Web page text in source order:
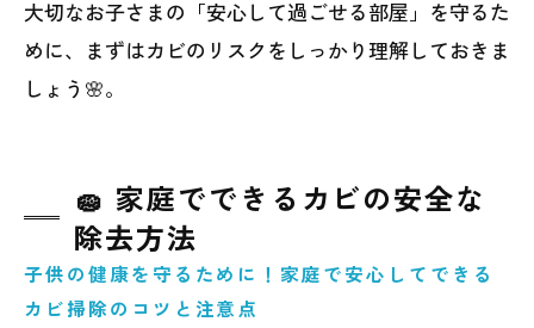
大切なお子さまの「安心して過ごせる部屋」を守るた
めに、まずはカビのリスクをしっかり理解しておきま
しょう🌸。
🧽 家庭でできるカビの安全な
除去方法
子供の健康を守るために！家庭で安心してできる
カビ掃除のコツと注意点